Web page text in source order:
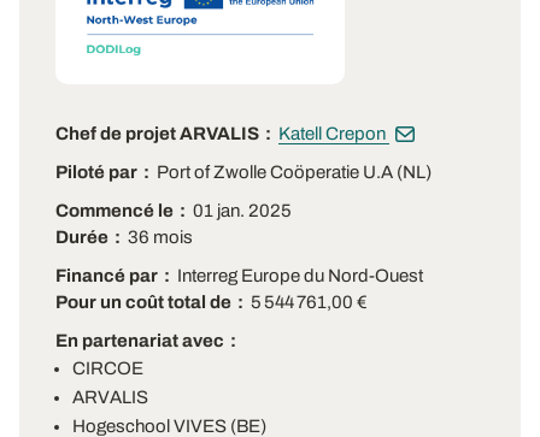
Chef de projet ARVALIS
Katell Crepon
Piloté par
Port of Zwolle Coöperatie U.A (NL)
Commencé le
01 jan. 2025
Durée
36 mois
Financé par
Interreg Europe du Nord-Ouest
Pour un coût total de
5 544 761,00 €
En partenariat avec
CIRCOE
ARVALIS
Hogeschool VIVES (BE)